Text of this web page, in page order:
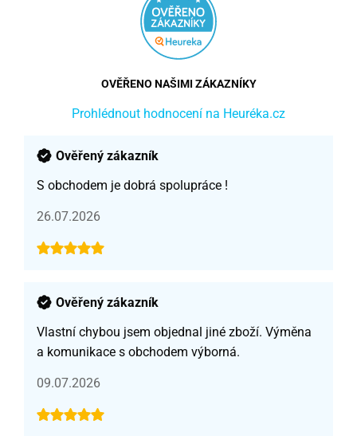
OVĚŘENO NAŠIMI ZÁKAZNÍKY
Prohlédnout hodnocení na Heuréka.cz
Ověřený zákazník
S obchodem je dobrá spolupráce !
26.07.2026
Ověřený zákazník
Vlastní chybou jsem objednal jiné zboží. Výměna
a komunikace s obchodem výborná.
09.07.2026